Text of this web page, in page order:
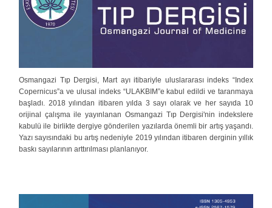
Osmangazi Tıp Dergisi, Mart ayı itibariyle uluslararası indeks “Index
Copernicus”a ve ulusal indeks “ULAKBIM”e kabul edildi ve taranmaya
başladı. 2018 yılından itibaren yılda 3 sayı olarak ve her sayıda 10
orijinal çalışma ile yayınlanan Osmangazi Tıp Dergisi'nin indekslere
kabulü ile birlikte dergiye gönderilen yazılarda önemli bir artış yaşandı.
Yazı sayısındaki bu artış nedeniyle 2019 yılından itibaren derginin yıllık
baskı sayılarının arttırılması planlanıyor.